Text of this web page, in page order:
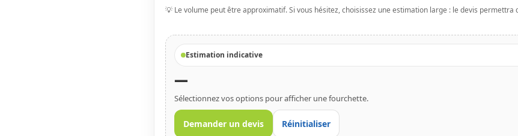
💡 Le volume peut être approximatif. Si vous hésitez, choisissez une estimation large : le devis
Estimation indicative
—
Sélectionnez vos options pour afficher une fourchette.
Demander un devis Réinitialiser